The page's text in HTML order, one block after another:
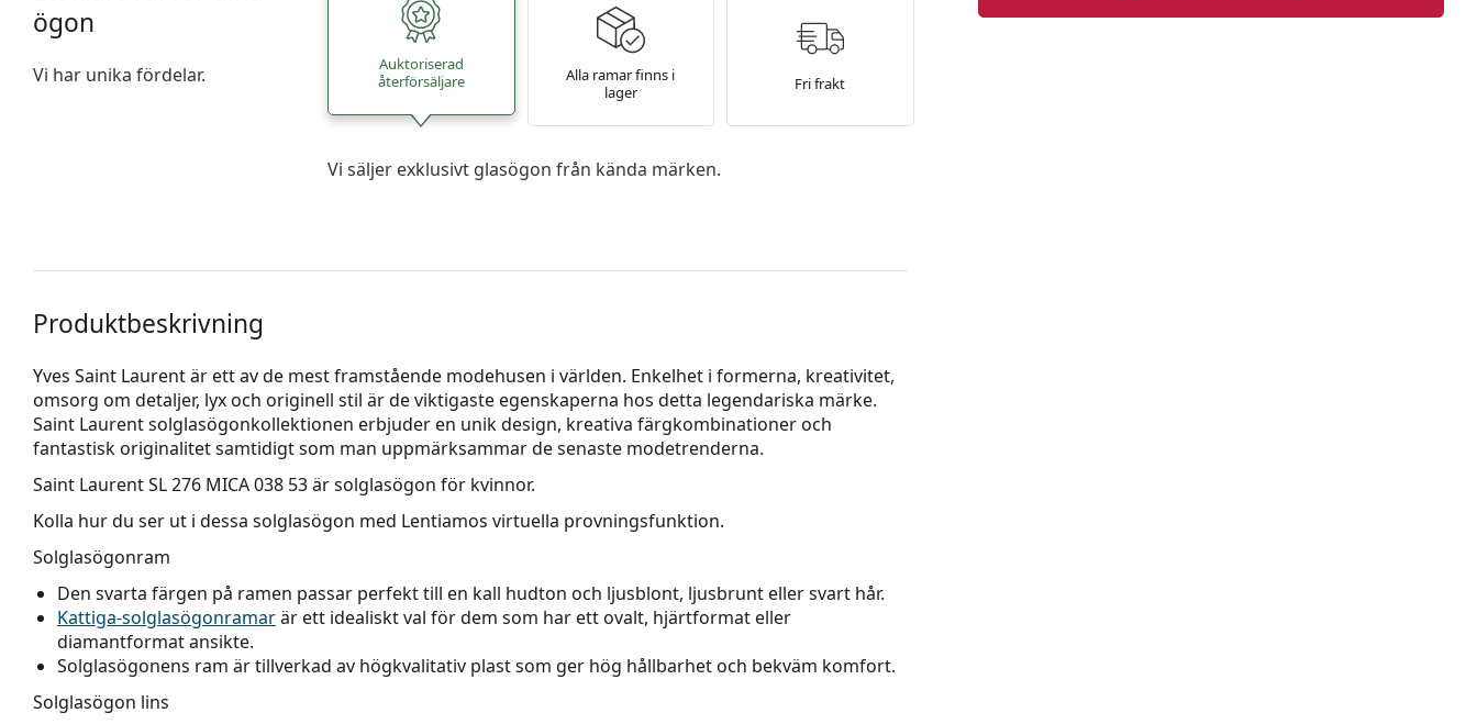
ögon
Vi har unika fördelar.
Auktoriserad
återförsäljare
Alla ramar finns i
lager
Fri frakt
Vi säljer exklusivt glasögon från kända märken.
Produktbeskrivning
Yves Saint Laurent är ett av de mest framstående modehusen i världen. Enkelhet i formerna, kreativitet,
omsorg om detaljer, lyx och originell stil är de viktigaste egenskaperna hos detta legendariska märke.
Saint Laurent solglasögonkollektionen erbjuder en unik design, kreativa färgkombinationer och
fantastisk originalitet samtidigt som man uppmärksammar de senaste modetrenderna.
Saint Laurent SL 276 MICA 038 53är solglasögon för kvinnor.
Kolla hur du ser ut i dessa solglasögon med Lentiamos virtuella provningsfunktion.
Solglasögonram
Den svarta färgen på ramen passar perfekt till en kall hudton och ljusblont, ljusbrunt eller svart hår.
Kattiga-solglasögonramarär ett idealiskt val för dem som har ett ovalt, hjärtformat eller
diamantformat ansikte.
Solglasögonens ram är tillverkad av högkvalitativ plast som ger hög hållbarhet och bekväm komfort.
Solglasögon lins